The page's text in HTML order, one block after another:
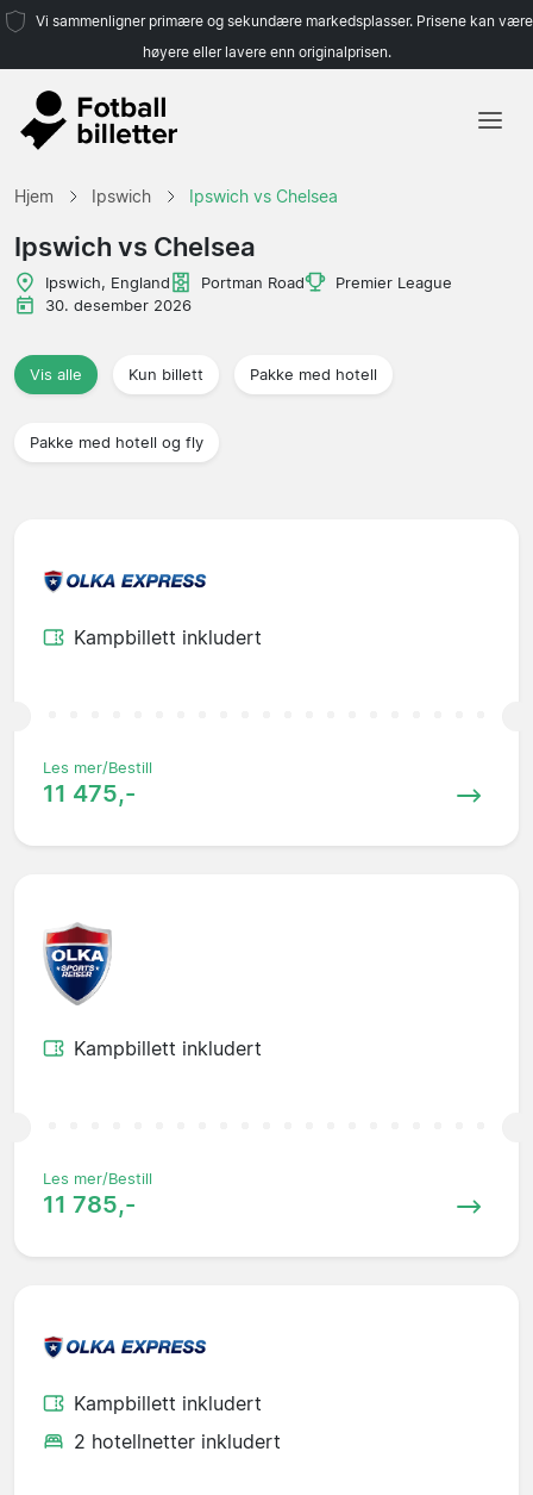
Vi sammenligner primære og sekundære markedsplasser. Prisene kan være
høyere eller lavere enn originalprisen.
Hjem Ipswich Ipswich vs Chelsea
Ipswich vs Chelsea
Ipswich, England Portman Road
Premier League
30. desember 2026
Vis alle Kun billett Pakke med hotell
Pakke med hotell og fly
Kampbillett inkludert
Les mer/Bestill
11 475,-
Kampbillett inkludert
Les mer/Bestill
11 785,-
Kampbillett inkludert
2 hotellnetter inkludert